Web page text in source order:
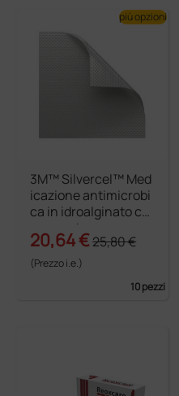
3M™ Silvercel™ Med
icazione antimicrobi
ca in idroalginato co
n argento
20,64 €25,80 €
(Prezzo i.e.)
10 pezzi
più opzioni